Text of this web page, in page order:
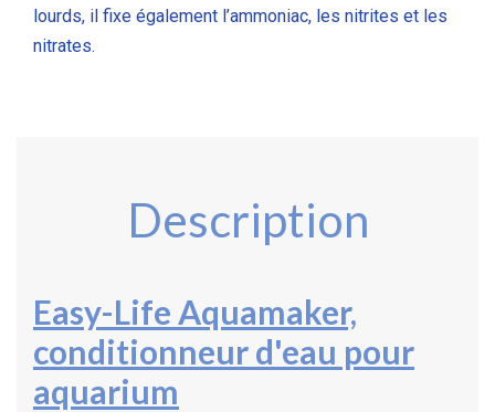
lourds, il fixe également l’ammoniac, les nitrites et les
nitrates.
Description
Easy-Life Aquamaker,
conditionneur d'eau pour
aquarium